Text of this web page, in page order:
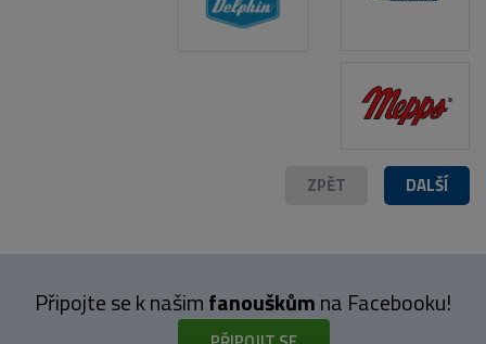
DALŠÍ
ZPĚT
Připojte se k našimfanouškůmna Facebooku!